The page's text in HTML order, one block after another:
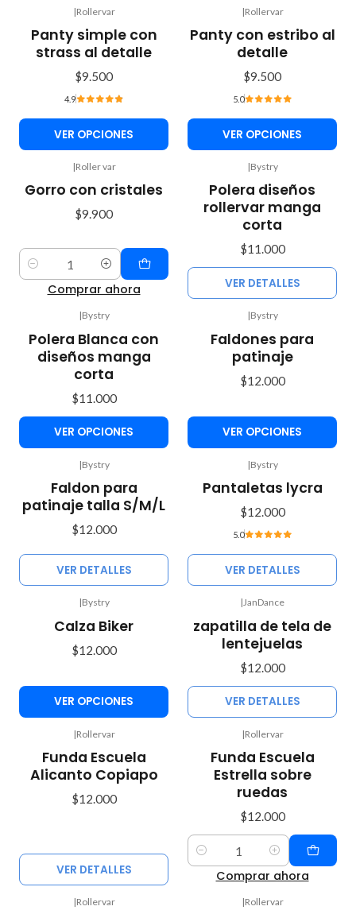
|Rollervar
Panty simple con
strass al detalle
$9.500
4.9
VER OPCIONES
|Rollervar
Panty con estribo al
detalle
$9.500
5.0
VER OPCIONES
|Roller var
Gorro con cristales
$9.900
Cantidad
Comprar ahora
|Bystry
Polera diseños
rollervar manga
corta
$11.000
VER DETALLES
|Bystry
Polera Blanca con
diseños manga
corta
$11.000
VER OPCIONES
|Bystry
Faldones para
patinaje
$12.000
VER OPCIONES
|Bystry
Faldon para
patinaje talla S/M/L
$12.000
VER DETALLES
|Bystry
Pantaletas lycra
$12.000
5.0
VER DETALLES
|Bystry
Calza Biker
$12.000
VER OPCIONES
|JanDance
zapatilla de tela de
lentejuelas
$12.000
VER DETALLES
|Rollervar
Funda Escuela
Alicanto Copiapo
$12.000
VER DETALLES
|Rollervar
Funda Escuela
Estrella sobre
ruedas
$12.000
Cantidad
Comprar ahora
|Rollervar |Rollervar